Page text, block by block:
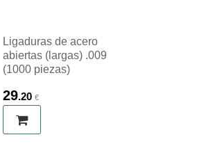
Ligaduras de acero
abiertas (largas) .009
(1000 piezas)
29.20 €